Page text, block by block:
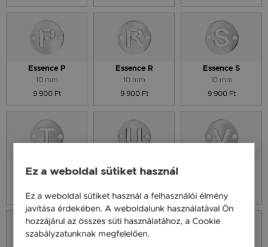
Essence P
10 mm
9 900 Ft
Essence R
10 mm
9 900 Ft
Essence S
10 mm
9 900 Ft
Essence T
9 900 Ft
Essence U
9 900 Ft
9 900 Ft
Ez a weboldal sütiket használ
Ez a weboldal sütiket használ a felhasználói élmény
javítása érdekében. A weboldalunk használatával Ön
hozzájárul az összes süti használatához, a Cookie
szabályzatunknak megfelelően.